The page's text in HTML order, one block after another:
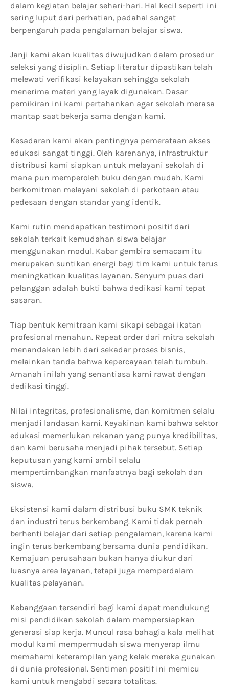
dalam kegiatan belajar sehari-hari. Hal kecil seperti ini
sering luput dari perhatian, padahal sangat
berpengaruh pada pengalaman belajar siswa.
Janji kami akan kualitas diwujudkan dalam prosedur
seleksi yang disiplin. Setiap literatur dipastikan telah
melewati verifikasi kelayakan sehingga sekolah
menerima materi yang layak digunakan. Dasar
pemikiran ini kami pertahankan agar sekolah merasa
mantap saat bekerja sama dengan kami.
Kesadaran kami akan pentingnya pemerataan akses
edukasi sangat tinggi. Oleh karenanya, infrastruktur
distribusi kami siapkan untuk melayani sekolah di
mana pun memperoleh buku dengan mudah. Kami
berkomitmen melayani sekolah di perkotaan atau
pedesaan dengan standar yang identik.
Kami rutin mendapatkan testimoni positif dari
sekolah terkait kemudahan siswa belajar
menggunakan modul. Kabar gembira semacam itu
merupakan suntikan energi bagi tim kami untuk terus
meningkatkan kualitas layanan. Senyum puas dari
pelanggan adalah bukti bahwa dedikasi kami tepat
sasaran.
Tiap bentuk kemitraan kami sikapi sebagai ikatan
profesional menahun. Repeat order dari mitra sekolah
menandakan lebih dari sekadar proses bisnis,
melainkan tanda bahwa kepercayaan telah tumbuh.
Amanah inilah yang senantiasa kami rawat dengan
dedikasi tinggi.
Nilai integritas, profesionalisme, dan komitmen selalu
menjadi landasan kami. Keyakinan kami bahwa sektor
edukasi memerlukan rekanan yang punya kredibilitas,
dan kami berusaha menjadi pihak tersebut. Setiap
keputusan yang kami ambil selalu
mempertimbangkan manfaatnya bagi sekolah dan
siswa.
Eksistensi kami dalam distribusi buku SMK teknik
dan industri terus berkembang. Kami tidak pernah
berhenti belajar dari setiap pengalaman, karena kami
ingin terus berkembang bersama dunia pendidikan.
Kemajuan perusahaan bukan hanya diukur dari
luasnya area layanan, tetapi juga memperdalam
kualitas pelayanan.
Kebanggaan tersendiri bagi kami dapat mendukung
misi pendidikan sekolah dalam mempersiapkan
generasi siap kerja. Muncul rasa bahagia kala melihat
modul kami mempermudah siswa menyerap ilmu
memahami keterampilan yang kelak mereka gunakan
di dunia profesional. Sentimen positif ini memicu
kami untuk mengabdi secara totalitas.